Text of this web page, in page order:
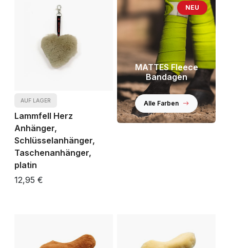
AUF LAGER
Lammfell Herz
Anhänger,
Schlüsselanhänger,
Taschenanhänger,
platin
12,95 €
NEU
MATTES Fleece
Bandagen
Alle Farben